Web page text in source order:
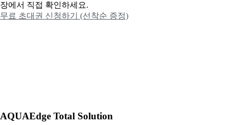
장에서 직접 확인하세요.
무료 초대권 신청하기 (선착순 증정)
AQUAEdge Total Solution